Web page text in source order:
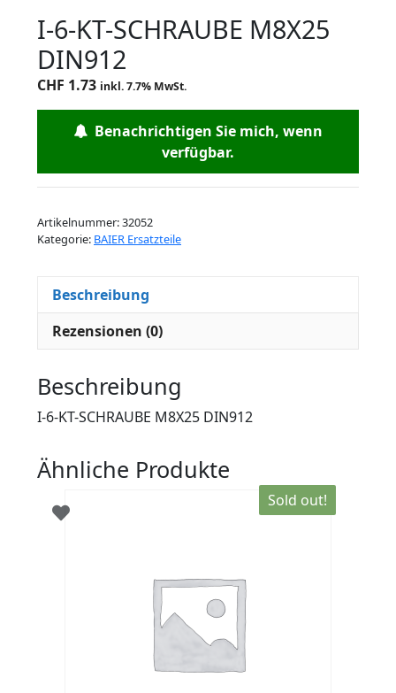
I-6-KT-SCHRAUBE M8X25
DIN912
CHF 1.73 inkl. 7.7% MwSt.
Benachrichtigen Sie mich, wenn
verfügbar.
Artikelnummer:32052
Kategorie: BAIER Ersatzteile
Beschreibung
Rezensionen (0)
Beschreibung
I-6-KT-SCHRAUBE M8X25 DIN912
Ähnliche Produkte
Sold out!